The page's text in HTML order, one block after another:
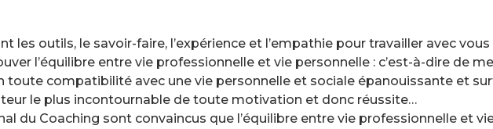
les outils, le savoir-faire, l’expérience et l’empathie pour travailler avec
l’équilibre entre vie professionnelle et vie personnelle : c’est-à-dire de
toute compatibilité avec une vie personnelle et sociale épanouissante et
le plus incontournable de toute motivation et donc réussite…
du Coaching sont convaincus que l’équilibre entre vie professionnelle et